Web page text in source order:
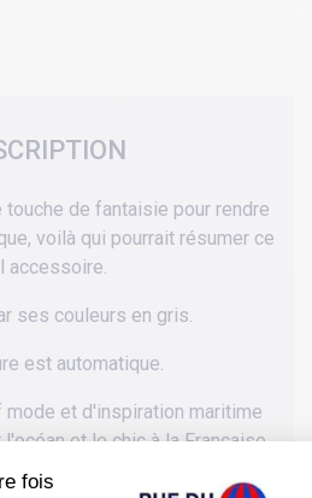
de fantaisie pour rendre
voilà qui pourrait résumer ce
accessoire.
ses couleurs en gris.
est automatique.
et d'inspiration maritime
et le chic à la Française.
beaucoup d' élégance,